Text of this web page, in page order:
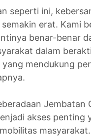
seperti ini,
erat. Kami
benar-benar
dalam
yang mendukung
Jembatan
akses penting